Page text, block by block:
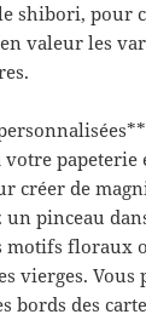
shibori, pour
valeur les
papeterie
créer de
un pinceau
motifs floraux
vierges. Vous
bords des